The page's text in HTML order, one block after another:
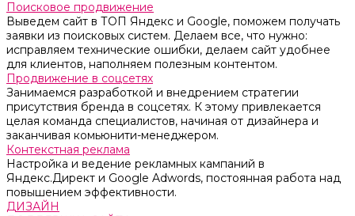
Поисковое продвижение
Выведем сайт в ТОП Яндекс и Google, поможем получать
заявки из поисковых систем. Делаем все, что нужно:
исправляем технические ошибки, делаем сайт удобнее
для клиентов, наполняем полезным контентом.
Продвижение в соцсетях
Занимаемся разработкой и внедрением стратегии
присутствия бренда в соцсетях. К этому привлекается
целая команда специалистов, начиная от дизайнера и
заканчивая комьюнити-менеджером.
Контекстная реклама
Настройка и ведение рекламных кампаний в
Яндекс.Директ и Google Adwords, постоянная работа над
повышением эффективности.
ДИЗАЙН